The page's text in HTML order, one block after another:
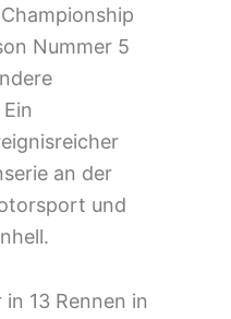
Nummer 5
an der
und
13 Rennen in